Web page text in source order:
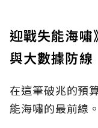
迎戰失能海嘯
與大數據防線
在這筆破兆的預
能海嘯的最前線。